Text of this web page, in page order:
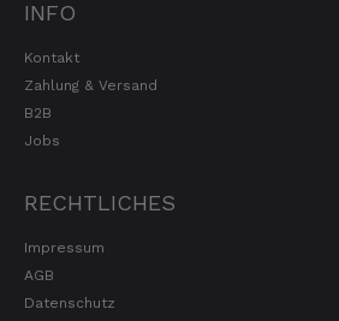
INFO
Kontakt
Zahlung & Versand
B2B
Jobs
RECHTLICHES
Impressum
AGB
Datenschutz
Verifizierter Kunde